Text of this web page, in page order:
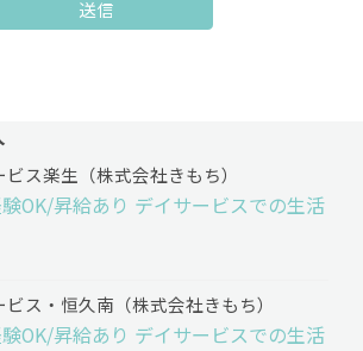
送信
ス楽生（株式会社きもち）
OK/昇給あり デイサービスでの生活
ス・恒久南（株式会社きもち）
OK/昇給あり デイサービスでの生活